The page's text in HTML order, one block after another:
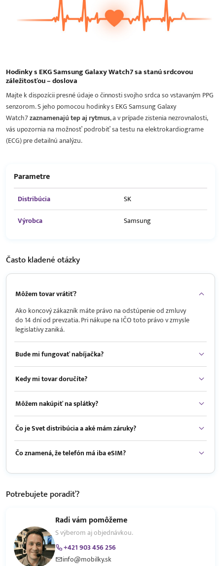
Hodinky s EKG Samsung Galaxy Watch7 sa stanú srdcovou
záležitosťou – doslova
Majte k dispozícii presné údaje o činnosti svojho srdca so vstavaným PPG
senzorom. S jeho pomocou hodinky s EKG Samsung Galaxy
Watch7zaznamenajú tep aj rytmus, a v prípade zistenia nezrovnalosti,
vás upozornia na možnosť podrobiť sa testu na elektrokardiograme
(ECG) pre detailnú analýzu.
Parametre
Distribúcia
SK
Výrobca
Samsung
Často kladenéotázky
Môžem tovar vrátiť?
Ako koncový zákazník máte právo na odstúpenie od zmluvy
do 14 dní od prevzatia. Pri nákupe na IČO toto právo v zmysle
legislatívy zaniká.
Bude mi fungovať nabíjačka?
Kedy mi tovar doručíte?
Môžem nakúpiť na splátky?
Čo je Svet distribúcia a aké mám záruky?
Čo znamená, že telefón má iba eSIM?
Potrebujete poradiť?
Radi vám pomôžeme
S výberom aj objednávkou.
+421 903 456 256
info@mobilky.sk